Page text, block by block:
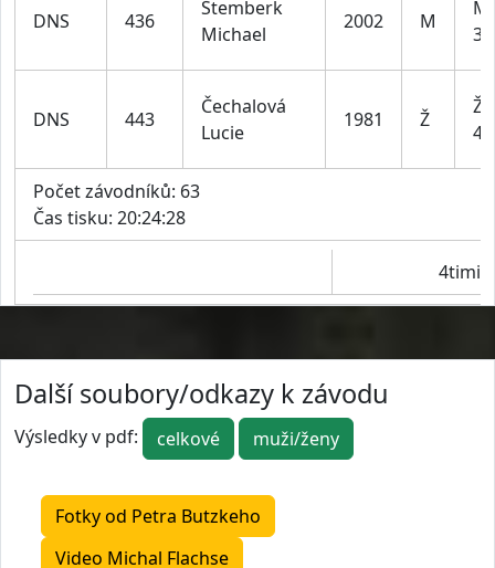
DNS 436
Štemberk
Michael
2002 M
DNS 443
Čechalová
Lucie
1981 Ž
Počet závodníků: 63
Čas tisku: 20:24:28
Další soubory/odkazy k závodu
Výsledky v pdf: celkové muži/ženy
Fotky od Petra Butzkeho
Video Michal Flachse